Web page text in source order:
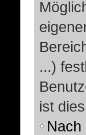
...)
ist
Nach